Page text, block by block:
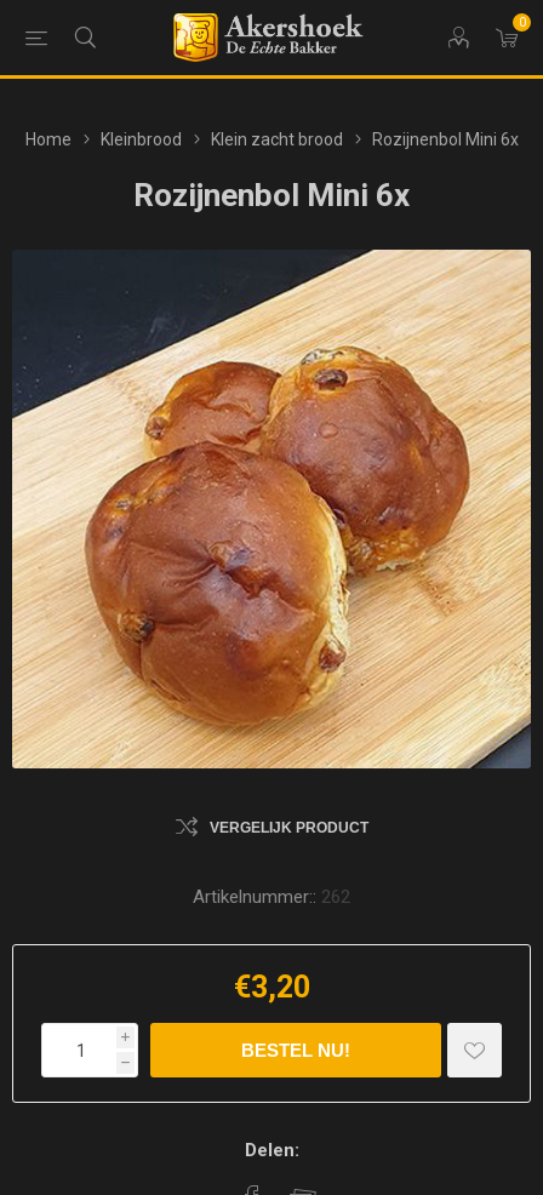
0
Home Kleinbrood Klein zacht brood Rozijnenbol Mini 6x
Rozijnenbol Mini 6x
VERGELIJK PRODUCT
Artikelnummer:: 262
€3,20
i
h
Delen: